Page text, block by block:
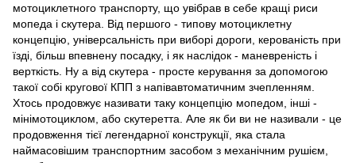
мотоциклетного транспорту, що увібрав в себе кращі риси
мопеда і скутера. Від першого - типову мотоциклетну
концепцію, універсальність при виборі дороги, керованість при
їзді, більш впевнену посадку, і як наслідок - маневреність і
верткість. Ну а від скутера - просте керування за допомогою
такої собі кругової КПП з напівавтоматичним зчепленням.
Хтось продовжує називати таку концепцію мопедом, інші -
мінімотоциклом, або скутеретта. Але як би ви не називали - це
продовження тієї легендарної конструкції, яка стала
наймасовішим транспортним засобом з механічним рушієм,